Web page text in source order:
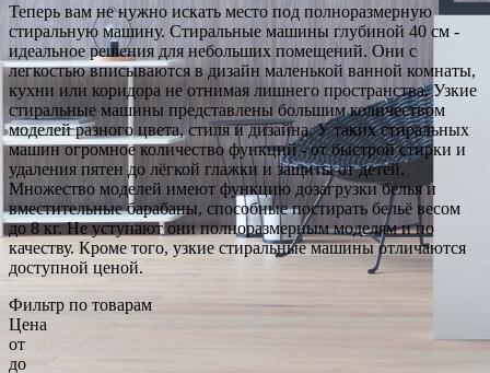
Теперь вам не нужно искать место под полноразмерную
стиральную машину. Стиральные машины глубиной 40 см -
идеальное решения для небольших помещений. Они с
легкостью вписываются в дизайн маленькой ванной комнаты,
кухни или коридора не отнимая лишнего пространства. Узкие
стиральные машины представлены большим количеством
моделей разного цвета, стиля и дизайна. У таких стиральных
машин огромное количество функций - от быстрой стирки и
удаления пятен до лёгкой глажки и защиты от детей.
Множество моделей имеют функцию дозагрузки белья и
вместительные барабаны, способные постирать бельё весом
до 8 кг. Не уступают они полноразмерным моделям и по
качеству. Кроме того, узкие стиральные машины отличаются
доступной ценой.
Фильтр по товарам
Цена
от
до